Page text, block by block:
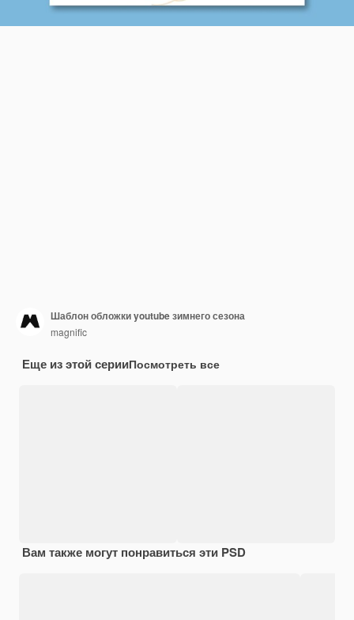
Шаблон обложки youtube зимнего сезона
magnific
Еще из этой серииПосмотреть все
Вам также могут понравиться эти PSD